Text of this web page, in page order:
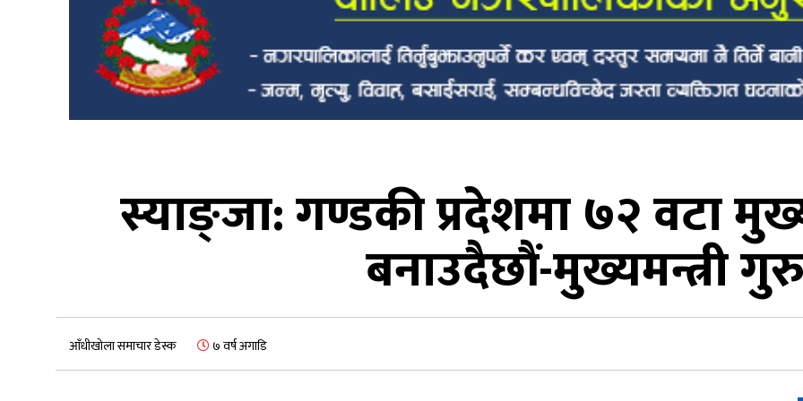
स्याङ्जा: गण्डकी प्रदेशमा ७२ वटा
बनाउदैछौं-मुख्यमन्त्री
आँधीखोला समाचार डेस्क ७ वर्ष अगाडि